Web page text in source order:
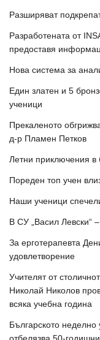
Разширяват
Разработената от
предоставя
Нова система за
Един златен и 5
ученици
Прекаленото
д-р Пламен Петков
Летни приключения в
Пореден топ учен
Наши ученици
В СУ „Васил Левски“
За ерготерапевта
удовлетворение
Учителят от
Николай Николов
всяка учебна година
Българското